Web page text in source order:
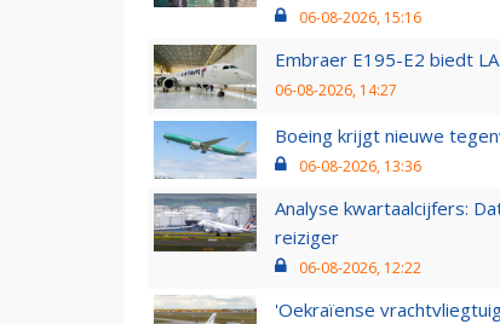
06-08-2026, 15:16
Embraer E195-E2 biedt
06-08-2026, 14:27
Boeing krijgt nieuwe
06-08-2026, 13:36
Analyse kwartaalcijfers:
reiziger
06-08-2026, 12:22
'Oekraïense